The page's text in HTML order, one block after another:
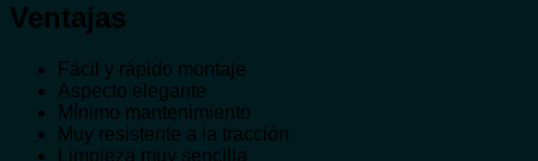
Ventajas
Fácil y rápido montaje
Aspecto elegante
Mínimo mantenimiento
Muy resistente a la tracción
Limpieza muy sencilla